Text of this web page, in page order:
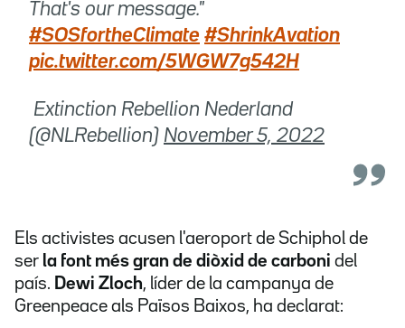
That's our message."
#SOSfortheClimate #ShrinkAvation
pic.twitter.com/5WGW7g542H
 Extinction Rebellion Nederland
(@NLRebellion) November 5, 2022
Els activistes acusen l'aeroport de Schiphol de
ser la font més gran de diòxid de carboni del
país. Dewi Zloch, líder de la campanya de
Greenpeace als Països Baixos, ha declarat: